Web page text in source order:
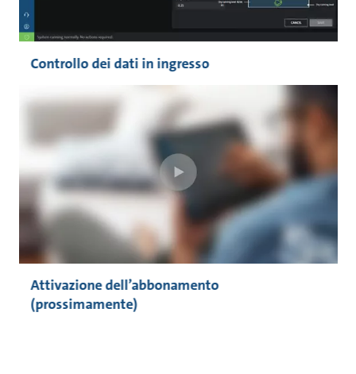
Controllo dei dati in ingresso
Attivazione dell’abbonamento
(prossimamente)